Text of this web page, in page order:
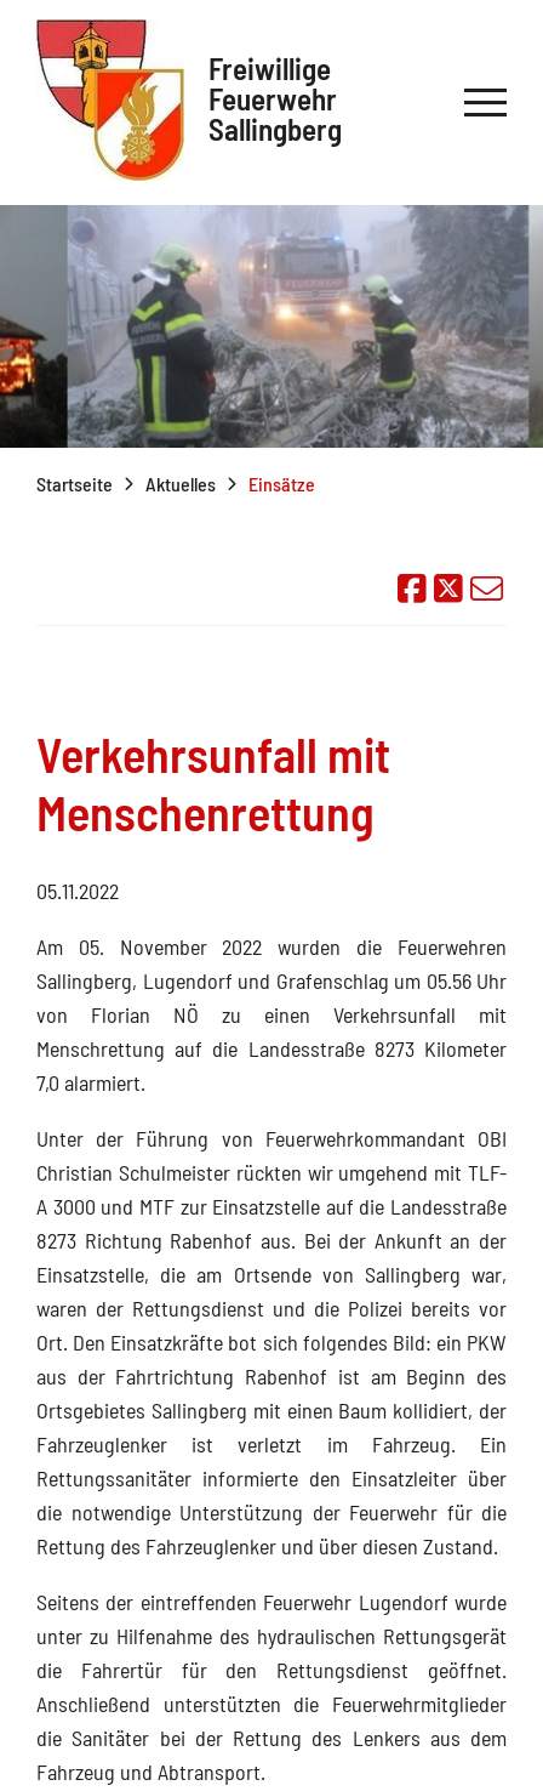
Freiwillige
Feuerwehr
Sallingberg
Startseite Aktuelles Einsätze
Auf
Verkehrsunfall mit
Menschenrettung
05.11.2022
Am 05. November 2022 wurden die Feuerwehren
Sallingberg, Lugendorf und Grafenschlag um 05.56 Uhr
von Florian NÖ zu einen Verkehrsunfall mit
Menschrettung auf die Landesstraße 8273 Kilometer
7,0 alarmiert.
Unter der Führung von Feuerwehrkommandant OBI
Christian Schulmeister rückten wir umgehend mit TLF-
A 3000 und MTF zur Einsatzstelle auf die Landesstraße
8273 Richtung Rabenhof aus. Bei der Ankunft an der
Einsatzstelle, die am Ortsende von Sallingberg war,
waren der Rettungsdienst und die Polizei bereits vor
Ort. Den Einsatzkräfte bot sich folgendes Bild: ein PKW
aus der Fahrtrichtung Rabenhof ist am Beginn des
Ortsgebietes Sallingberg mit einen Baum kollidiert, der
Fahrzeuglenker ist verletzt im Fahrzeug. Ein
Rettungssanitäter informierte den Einsatzleiter über
die notwendige Unterstützung der Feuerwehr für die
Rettung des Fahrzeuglenker und über diesen Zustand.
Seitens der eintreffenden Feuerwehr Lugendorf wurde
unter zu Hilfenahme des hydraulischen Rettungsgerät
die Fahrertür für den Rettungsdienst geöffnet.
Anschließend unterstützten die Feuerwehrmitglieder
die Sanitäter bei der Rettung des Lenkers aus dem
Fahrzeug und Abtransport.